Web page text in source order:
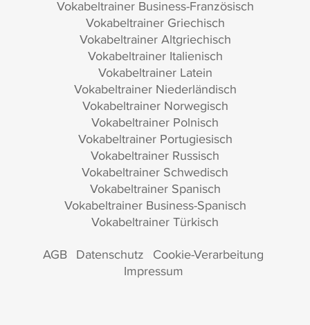
Vokabeltrainer Business-Französisch
Vokabeltrainer Griechisch
Vokabeltrainer Altgriechisch
Vokabeltrainer Italienisch
Vokabeltrainer Latein
Vokabeltrainer Niederländisch
Vokabeltrainer Norwegisch
Vokabeltrainer Polnisch
Vokabeltrainer Portugiesisch
Vokabeltrainer Russisch
Vokabeltrainer Schwedisch
Vokabeltrainer Spanisch
Vokabeltrainer Business-Spanisch
Vokabeltrainer Türkisch
AGB Datenschutz Cookie-Verarbeitung
Impressum